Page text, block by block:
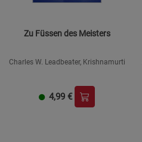
Zu Füssen des Meisters
Charles W. Leadbeater, Krishnamurti
4,99 €